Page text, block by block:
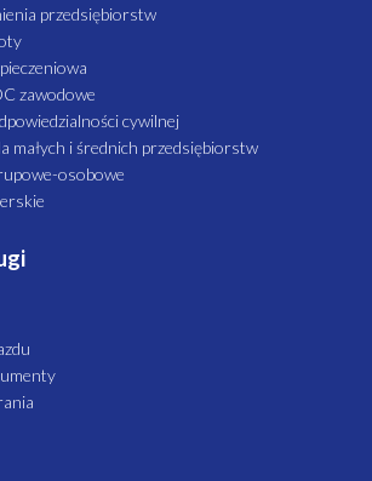
przedsiębiorstw
zawodowe
cywilnej
małych i średnich przedsiębiorstw
osobowe